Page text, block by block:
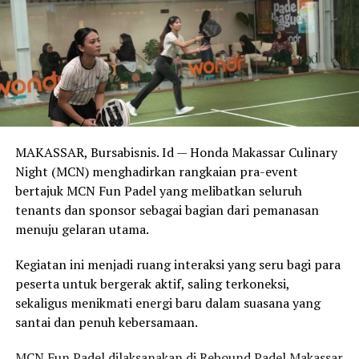
“Karya jurnalistik dapat berupa tulisan, suara, gambar,
suara dan gambar, data maupun grafik yang dihasilkan
melalui proses peliputan, verifikasi, dan penyuntingan
yang memiliki karakteristik berbeda dengan karya kreatif
lainnya,” ujarnya.
Universitas Halu Oleo menilai pengakuan yang lebih
tegas terhadap karya jurnalistik akan memberikan
kepastian hukum bagi wartawan dan perusahaan pers di
tengah pesatnya perkembangan teknologi digital dan
kecerdasan artifisial (AI).
Dialog tersebut juga menghadirkan Kepala Bidang
Kekayaan Intelektual Kantor Wilayah Kementerian
Hukum Sulawesi Tenggara, Linda Fatmawati Saleh,
dengan dipandu presenter senior RRI Kendari, Sunarti
MAKASSAR, Bursabisnis. Id — Honda Makassar Culinary
Night (MCN) menghadirkan rangkaian pra-event
bertajuk MCN Fun Padel yang melibatkan seluruh
tenants dan sponsor sebagai bagian dari pemanasan
menuju gelaran utama.
Kegiatan ini menjadi ruang interaksi yang seru bagi para
peserta untuk bergerak aktif, saling terkoneksi,
sekaligus menikmati energi baru dalam suasana yang
santai dan penuh kebersamaan.